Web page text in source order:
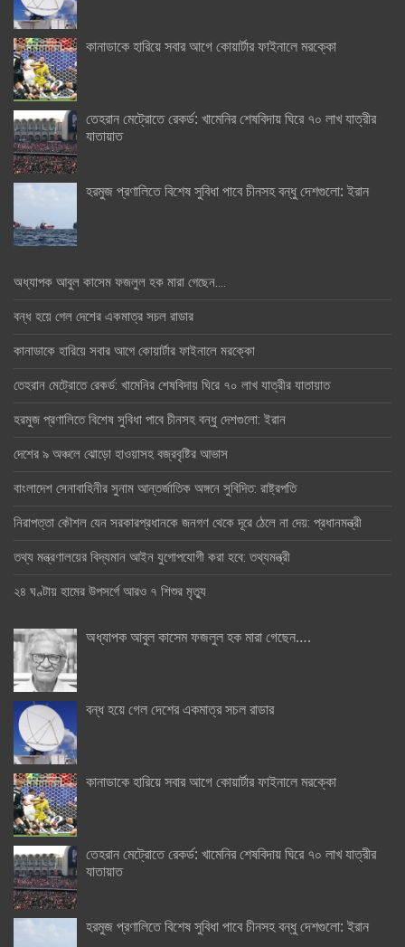
কানাডাকে হারিয়ে সবার আগে কোয়ার্টার ফাইনালে মরক্কো
তেহরান মেট্রোতে রেকর্ড: খামেনির শেষবিদায় ঘিরে ৭০ লাখ যাত্রীর
যাতায়াত
হরমুজ প্রণালিতে বিশেষ সুবিধা পাবে চীনসহ বন্ধু দেশগুলো: ইরান
অধ্যাপক আবুল কাসেম ফজলুল হক মারা গেছেন….
বন্ধ হয়ে গেল দেশের একমাত্র সচল রাডার
কানাডাকে হারিয়ে সবার আগে কোয়ার্টার ফাইনালে মরক্কো
তেহরান মেট্রোতে রেকর্ড: খামেনির শেষবিদায় ঘিরে ৭০ লাখ যাত্রীর যাতায়াত
হরমুজ প্রণালিতে বিশেষ সুবিধা পাবে চীনসহ বন্ধু দেশগুলো: ইরান
দেশের ৯ অঞ্চলে ঝোড়ো হাওয়াসহ বজ্রবৃষ্টির আভাস
বাংলাদেশ সেনাবাহিনীর সুনাম আন্তর্জাতিক অঙ্গনে সুবিদিত: রাষ্ট্রপতি
নিরাপত্তা কৌশল যেন সরকারপ্রধানকে জনগণ থেকে দূরে ঠেলে না দেয়: প্রধানমন্ত্রী
তথ্য মন্ত্রণালয়ের বিদ্যমান আইন যুগোপযোগী করা হবে: তথ্যমন্ত্রী
২৪ ঘণ্টায় হামের উপসর্গে আরও ৭ শিশুর মৃত্যু
অধ্যাপক আবুল কাসেম ফজলুল হক মারা গেছেন….
বন্ধ হয়ে গেল দেশের একমাত্র সচল রাডার
কানাডাকে হারিয়ে সবার আগে কোয়ার্টার ফাইনালে মরক্কো
তেহরান মেট্রোতে রেকর্ড: খামেনির শেষবিদায় ঘিরে ৭০ লাখ যাত্রীর
যাতায়াত
হরমুজ প্রণালিতে বিশেষ সুবিধা পাবে চীনসহ বন্ধু দেশগুলো: ইরান